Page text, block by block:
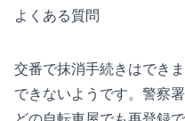
よくある質問
交番で抹消手続きはでき
できないようです。警察